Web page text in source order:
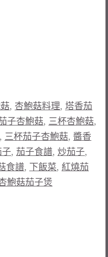
, 杏鮑菇料理, 塔香茄
子杏鮑菇, 三杯杏鮑菇,
, 三杯茄子杏鮑菇, 醬香
子, 茄子食譜, 炒茄子,
食譜, 下飯菜, 紅燒茄
鮑菇茄子煲